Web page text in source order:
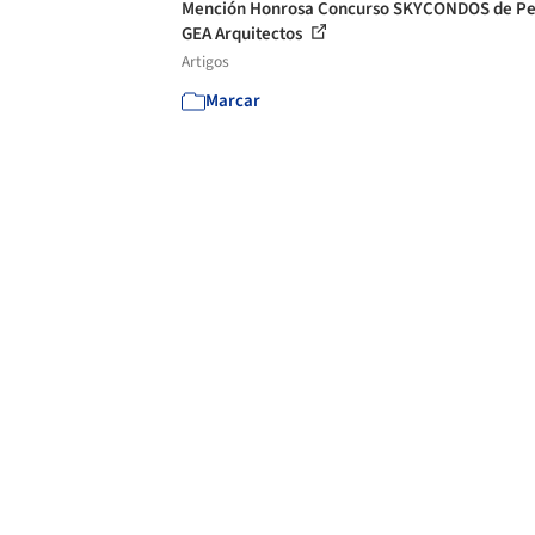
Mención Honrosa Concurso SKYCONDOS de
GEA Arquitectos
Artigos
Marcar